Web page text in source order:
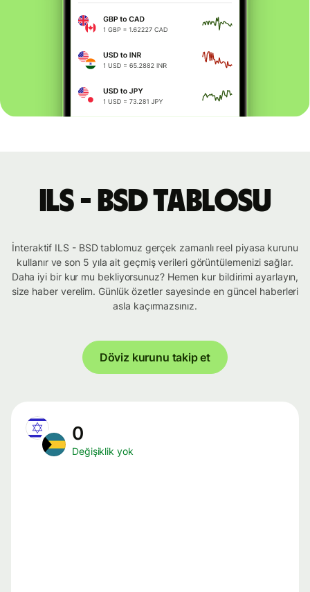
ILS - BSD tablosu
İnteraktif ILS - BSD tablomuz gerçek zamanlı reel piyasa kurunu
kullanır ve son 5 yıla ait geçmiş verileri görüntülemenizi sağlar.
Daha iyi bir kur mu bekliyorsunuz? Hemen kur bildirimi ayarlayın,
size haber verelim. Günlük özetler sayesinde en güncel haberleri
asla kaçırmazsınız.
Döviz kurunu takip et
0
Değişiklik yok